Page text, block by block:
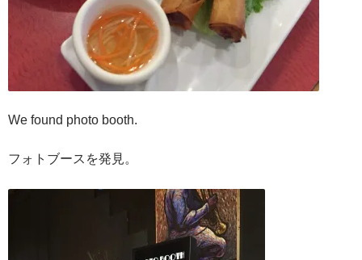
We found photo booth.
フォトブースを発見。